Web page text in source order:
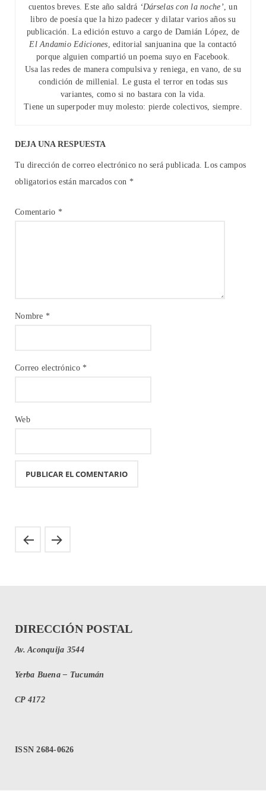
cuentos breves. Este año saldrá ‘Dárselas con la noche’, un
libro de poesía que la hizo padecer y dilatar varios años su
publicación. La edición estuvo a cargo de Damián López, de
El Andamio Ediciones, editorial sanjuanina que la contactó
porque alguien compartió un poema suyo en Facebook.
Usa las redes de manera compulsiva y reniega, en vano, de su
condición de millenial. Le gusta el terror en todas sus
variantes, como si no bastara con la vida.
Tiene un superpoder muy molesto: pierde colectivos, siempre.
DEJA UNA RESPUESTA
Tu dirección de correo electrónico no será publicada. Los campos
obligatorios están marcados con *
Comentario *
Nombre *
Correo electrónico *
Web
DIRECCIÓN POSTAL
Av. Aconquija 3544
Yerba Buena – Tucumán
CP 4172
ISSN 2684-0626